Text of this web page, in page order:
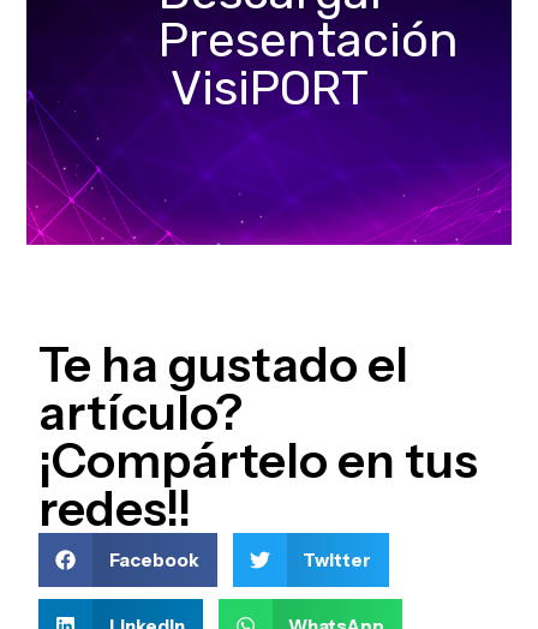
Presentación
VisiPORT
Te ha gustado el
artículo?
¡Compártelo en tus
redes!!
Facebook Twitter